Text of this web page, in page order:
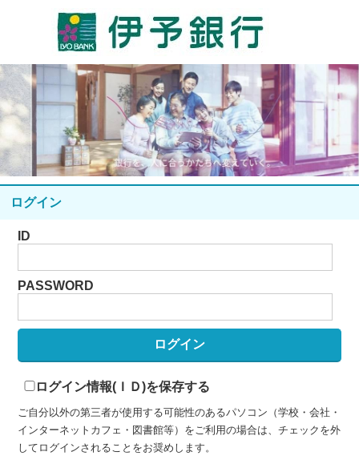
ログイン
ID
PASSWORD
ログイン情報(ＩＤ)を保存する
ご自分以外の第三者が使用する可能性のあるパソコン（学校・会社・
インターネットカフェ・図書館等）をご利用の場合は、チェックを外
してログインされることをお奨めします。